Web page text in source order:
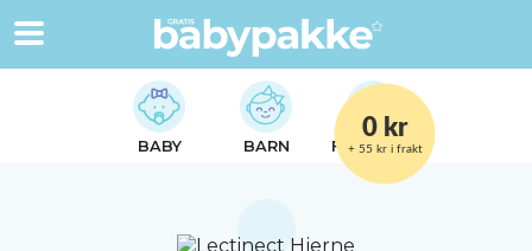
BABY BARN FORELDRE
0 kr
+ 55 kr i frakt